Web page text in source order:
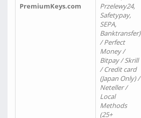
PremiumKeys.com
Przelewy24,
Safetypay,
SEPA,
Banktransfer)
/ Perfect
Money /
Bitpay / Skrill
/ Credit card
(Japan Only) /
Neteller /
Local
Methods
(25+